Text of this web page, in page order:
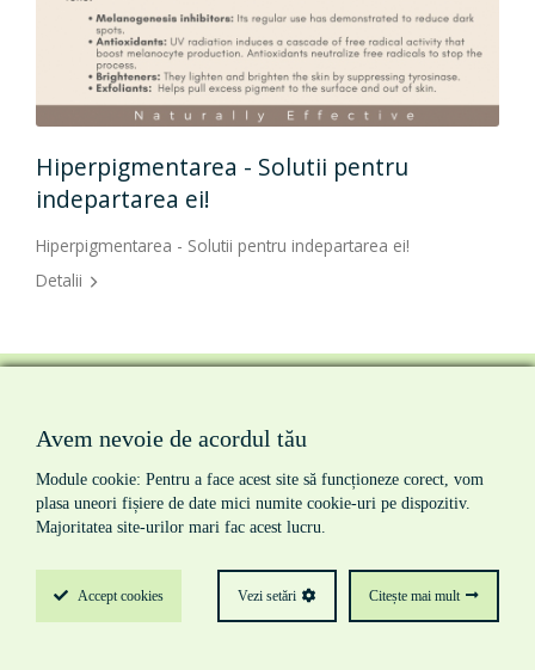
Hiperpigmentarea - Solutii pentru
indepartarea ei!
Hiperpigmentarea - Solutii pentru indepartarea ei!
Detalii
prima pagina |despre noi|
noutati
contact
termeni si conditii | politica de cookie-uri |
politica de
confidentialitate
© Chemtech 2026
Toate drepturile rezervate
Avem nevoie de acordul tău
Module cookie: Pentru a face acest site să funcționeze corect, vom
plasa uneori fișiere de date mici numite cookie-uri pe dispozitiv.
Majoritatea site-urilor mari fac acest lucru.
Acceptcookies Citește mai mult
Vezi setări